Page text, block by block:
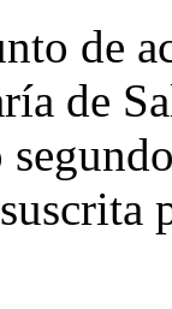
de
de